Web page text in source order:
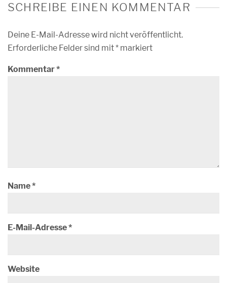
SCHREIBE EINEN KOMMENTAR
Deine E-Mail-Adresse wird nicht veröffentlicht.
Erforderliche Felder sind mit* markiert
Kommentar*
Name*
E-Mail-Adresse*
Website